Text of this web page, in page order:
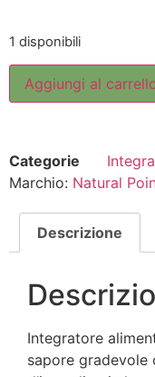
1 disponibili
Aggiungi al
Categorie
Marchio: Natural
Descrizione
Integratore
sapore gradevole